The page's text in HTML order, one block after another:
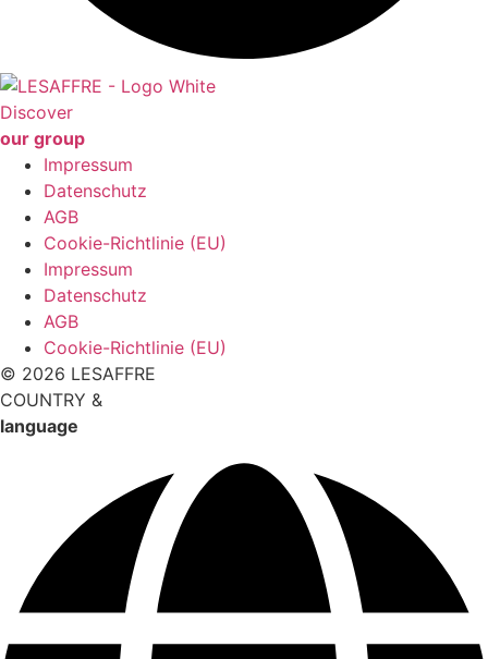
Discover
our group
Impressum
Datenschutz
AGB
Cookie-Richtlinie (EU)
Impressum
Datenschutz
AGB
Cookie-Richtlinie (EU)
© 2026 LESAFFRE
COUNTRY &
language